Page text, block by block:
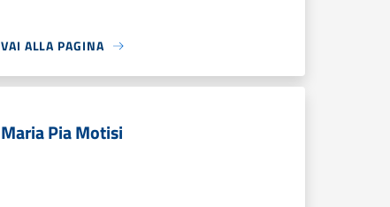
VAI ALLA PAGINA
Maria Pia Motisi